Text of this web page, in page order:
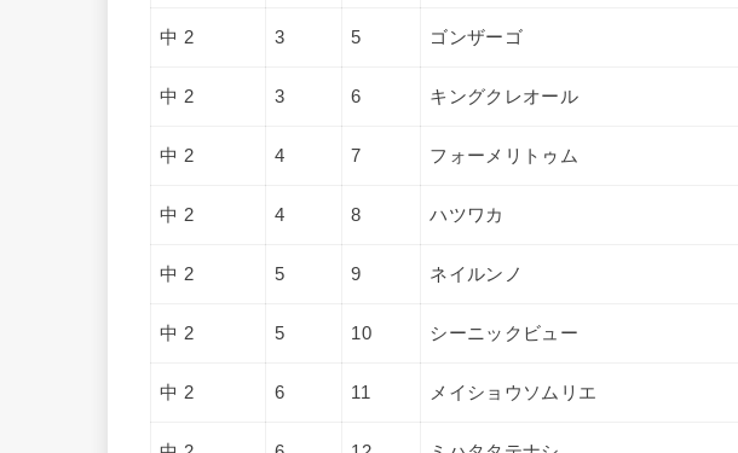
中 2 3 5 ゴンザーゴ
中 2 3 6 キングクレオール
中 2 4 7 フォーメリトゥム
中 2 4 8 ハツワカ
中 2 5 9 ネイルンノ
中 2 5 10 シーニックビュー
中 2 6 11 メイショウソムリエ